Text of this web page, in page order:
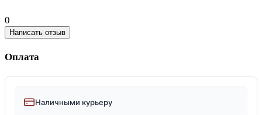
0
Написать отзыв
Оплата
Наличными курьеру